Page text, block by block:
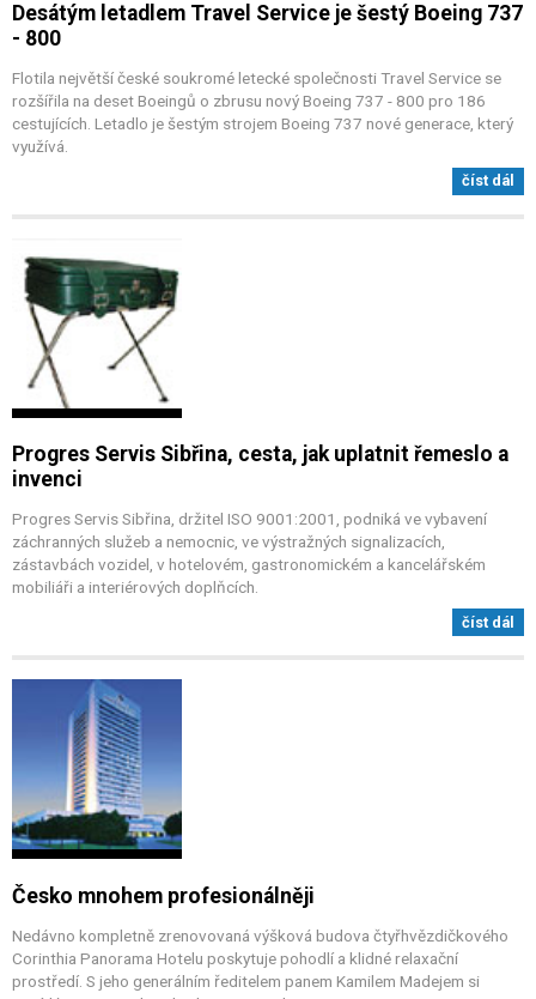
Desátým letadlem Travel Service je šestý Boeing 737
- 800
Flotila největší české soukromé letecké společnosti Travel Service se
rozšířila na deset Boeingů o zbrusu nový Boeing 737 - 800 pro 186
cestujících. Letadlo je šestým strojem Boeing 737 nové generace, který
využívá.
číst dál
Progres Servis Sibřina, cesta, jak uplatnit řemeslo a
invenci
Progres Servis Sibřina, držitel ISO 9001:2001, podniká ve vybavení
záchranných služeb a nemocnic, ve výstražných signalizacích,
zástavbách vozidel, v hotelovém, gastronomickém a kancelářském
mobiliáři a interiérových doplňcích.
číst dál
Česko mnohem profesionálněji
Nedávno kompletně zrenovovaná výšková budova čtyřhvězdičkového
Corinthia Panorama Hotelu poskytuje pohodlí a klidné relaxační
prostředí. S jeho generálním ředitelem panem Kamilem Madejem si